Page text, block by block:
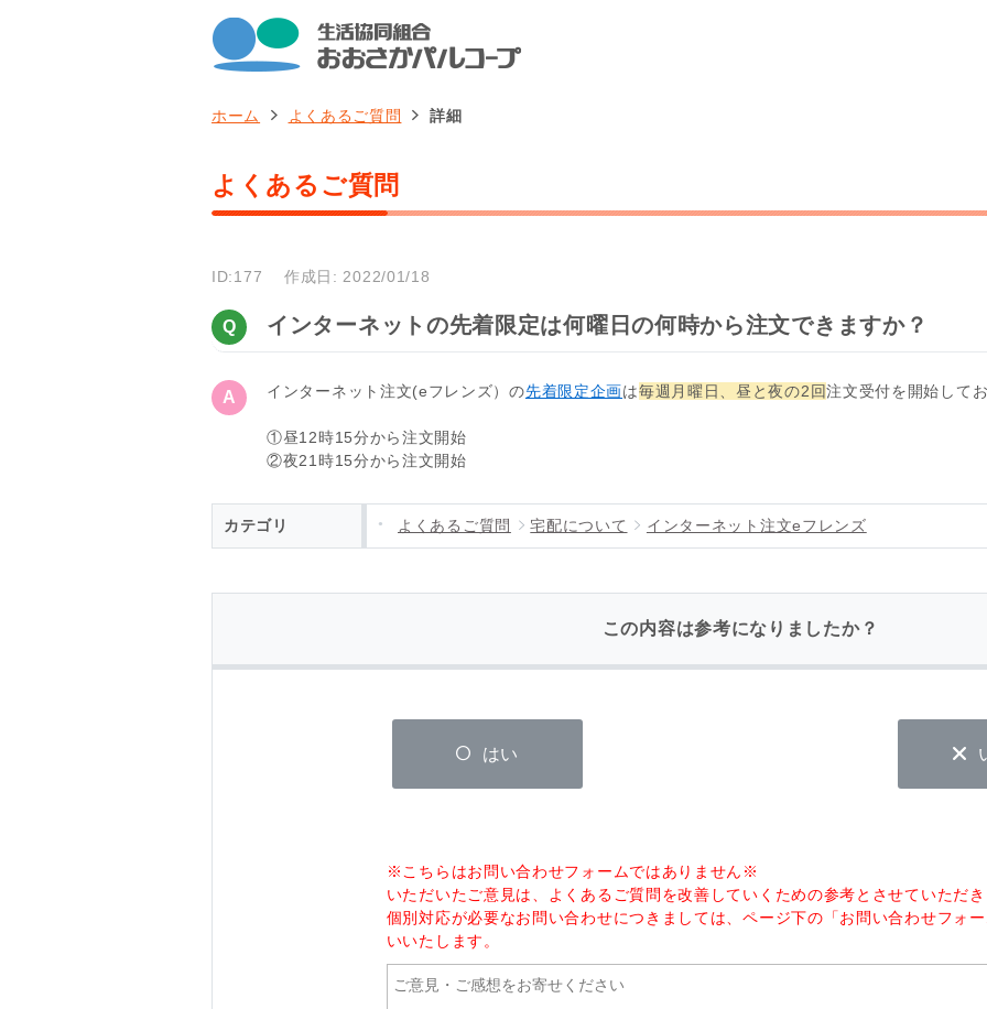
ホーム よくあるご質問 詳細
よくあるご質問
ID:177 作成日: 2022/01/18
インターネットの先着限定は何曜日の何時から注文できますか？
インターネット注文(eフレンズ）の先着限定企画は毎週月曜日、昼と夜の2回注文受付を開始して
①昼12時15分から注文開始
②夜21時15分から注文開始
カテゴリ よくあるご質問 宅配について インターネット注文eフレンズ
この内容は参考になりましたか？
はい
※こちらはお問い合わせフォームではありません※
いただいたご意見は、よくあるご質問を改善していくための参考とさせていただ
個別対応が必要なお問い合わせにつきましては、ページ下の「お問い合わせフォ
いいたします。